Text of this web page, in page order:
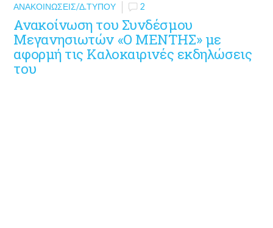
ΑΝΑΚΟΙΝΏΣΕΙΣ/Δ.ΤΎΠΟΥ 2
Ανακοίνωση του Συνδέσμου
Μεγανησιωτών «Ο ΜΕΝΤΗΣ» με
αφορμή τις Καλοκαιρινές εκδηλώσεις
του